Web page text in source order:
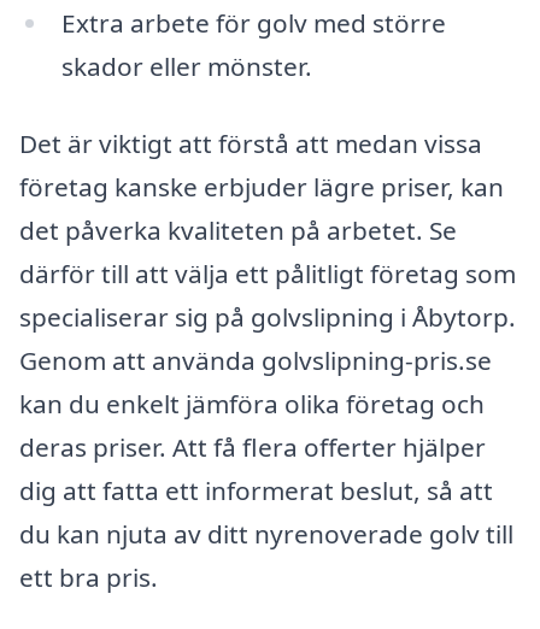
Extra arbete för golv med större
skador eller mönster.
Det är viktigt att förstå att medan vissa
företag kanske erbjuder lägre priser, kan
det påverka kvaliteten på arbetet. Se
därför till att välja ett pålitligt företag som
specialiserar sig på golvslipning i Åbytorp.
Genom att använda golvslipning-pris.se
kan du enkelt jämföra olika företag och
deras priser. Att få flera offerter hjälper
dig att fatta ett informerat beslut, så att
du kan njuta av ditt nyrenoverade golv till
ett bra pris.